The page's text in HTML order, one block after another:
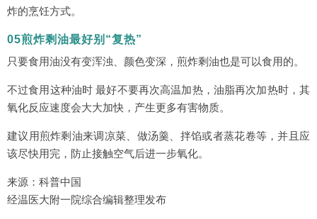
炸的烹饪方式。
05煎炸剩油最好别“复热”
只要食用油没有变浑浊、颜色变深，煎炸剩油也是可以食用的。
不过食用这种油时 最好不要再次高温加热，油脂再次加热时，其
氧化反应速度会大大加快，产生更多有害物质。
建议用煎炸剩油来调凉菜、做汤羹、拌馅或者蒸花卷等，并且应
该尽快用完，防止接触空气后进一步氧化。
来源：科普中国
经温医大附一院综合编辑整理发布